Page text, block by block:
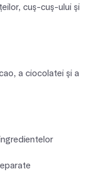
cuş-cuş-ului şi
a ciocolatei şi a